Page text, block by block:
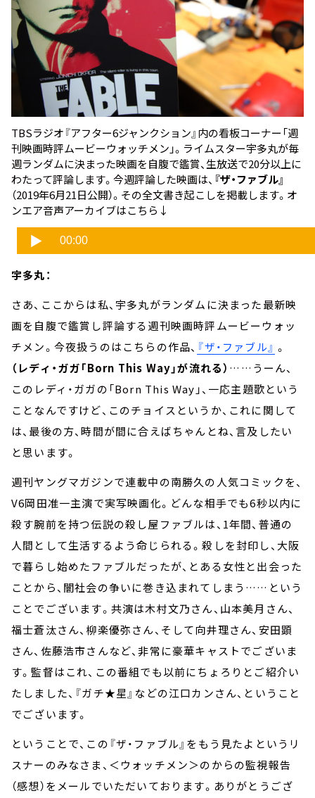
TBSラジオ『アフター6ジャンクション』内の看板コーナー「週
刊映画時評ムービーウォッチメン」。ライムスター宇多丸が毎
週ランダムに決まった映画を自腹で鑑賞、生放送で20分以上に
わたって評論します。今週評論した映画は、 『ザ・ファブル』
（2019年6月21日公開）。その全文書き起こしを掲載します。オ
ンエア音声アーカイブはこちら↓
宇多丸：
さあ、ここからは私、宇多丸がランダムに決まった最新映
画を自腹で鑑賞し評論する週刊映画時評ムービーウォッ
チメン。今夜扱うのはこちらの作品、 『ザ・ファブル』 。
（レディ・ガガ「Born This Way」が流れる） ……うーん、
このレディ・ガガの「Born This Way」、一応主題歌という
ことなんですけど、このチョイスというか、これに関して
は、最後の方、時間が間に合えばちゃんとね、言及したい
と思います。
週刊ヤングマガジンで連載中の南勝久の人気コミックを、
V6岡田准一主演で実写映画化。どんな相手でも6秒以内に
殺す腕前を持つ伝説の殺し屋ファブルは、1年間、普通の
人間として生活するよう命じられる。殺しを封印し、大阪
で暮らし始めたファブルだったが、とある女性と出会った
ことから、闇社会の争いに巻き込まれてしまう……という
ことでございます。共演は木村文乃さん、山本美月さん、
福士蒼汰さん、柳楽優弥さん、そして向井理さん、安田顕
さん、佐藤浩市さんなど、非常に豪華キャストでございま
す。監督はこれ、この番組でも以前にちょろりとご紹介い
たしました、『ガチ★星』などの江口カンさん、ということ
でございます。
ということで、この『ザ・ファブル』をもう見たよというリ
スナーのみなさま、＜ウォッチメン＞のからの監視報告
（感想）をメールでいただいております。ありがとうござ